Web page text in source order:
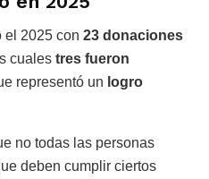
el 2025 con 23 donaciones
cuales tres fueron
representó un logro
no todas las personas
deben cumplir ciertos